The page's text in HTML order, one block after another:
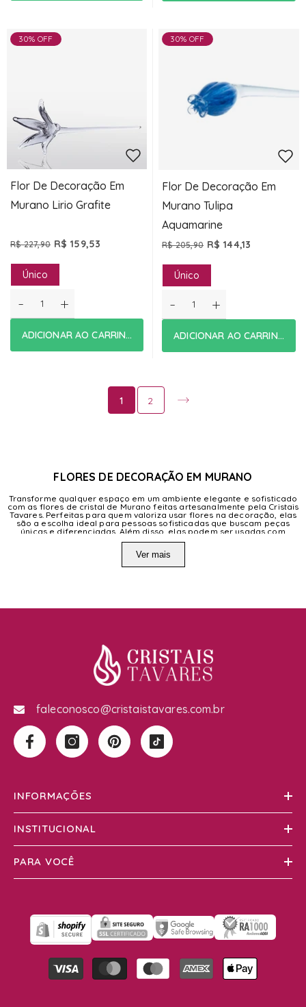
30% OFF
Flor De Decoração Em
Murano Lirio Grafite
R$ 227,90 R$ 159,53
Único
- +
ADICIONAR AO CARRINHO
30% OFF
Flor De Decoração Em
Murano Tulipa
Aquamarine
R$ 205,90 R$ 144,13
Único
- +
ADICIONAR AO CARRINHO
1 2
FLORES DE DECORAÇÃO EM MURANO
Transforme qualquer espaço em um ambiente elegante e sofisticado
com as flores de cristal de Murano feitas artesanalmente pela Cristais
Tavares. Perfeitas para quem valoriza usar flores na decoração, elas
são a escolha ideal para pessoas sofisticadas que buscam peças
únicas e diferenciadas. Além disso, elas podem ser usadas com
flores de cristal de Murano podem trazer ao seu espaço.
Ver mais
faleconosco@cristaistavares.com.br
INFORMAÇÕES
INSTITUCIONAL
PARA VOCÊ
Formas
de